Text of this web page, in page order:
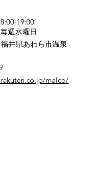
19:00
週水曜日
井県あわら市温泉
malco/